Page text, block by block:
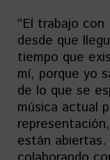
“El trabajo
desde que
tiempo que
mí, porque yo
de lo que se
música actual
están